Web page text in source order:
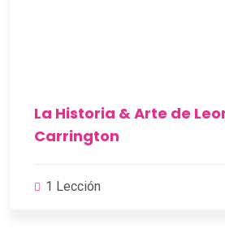
La Historia & Arte de
Carrington
1 Lección